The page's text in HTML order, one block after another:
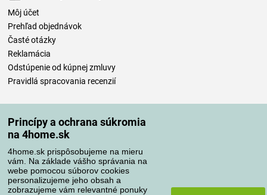
Princípy a ochrana súkromia
na 4home.sk
4home.sk prispôsobujeme na mieru
vám. Na základe vášho správania na
webe pomocou súborov cookies
personalizujeme jeho obsah a
zobrazujeme vám relevantné ponuky
Môj účet
Prehľad objednávok
Časté otázky
Reklamácia
Odstúpenie od kúpnej zmluvy
Pravidlá spracovania recenzií
Spôsoby platby